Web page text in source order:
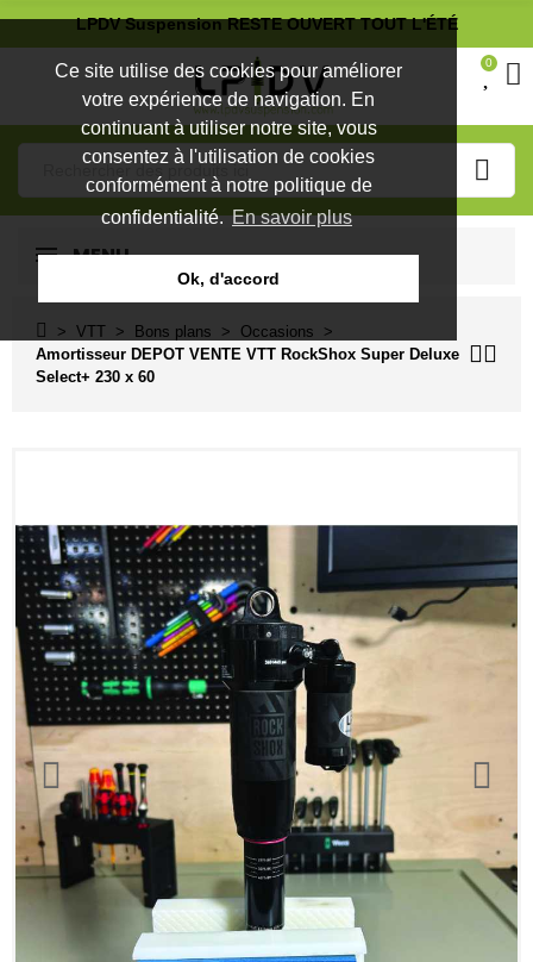
Ce site utilise des cookies pour améliorer
votre expérience de navigation. En
continuant à utiliser notre site, vous
consentez à l'utilisation de cookies
conformément à notre politique de
confidentialité.En savoir plus
Ok, d'accord
LPDV Suspension RESTE OUVERT TOUT L'ÉTÉ
0
MENU
VTT Bons plans
Occasions
Amortisseur DEPOT VENTE VTT RockShox Super Deluxe
Select+ 230 x 60